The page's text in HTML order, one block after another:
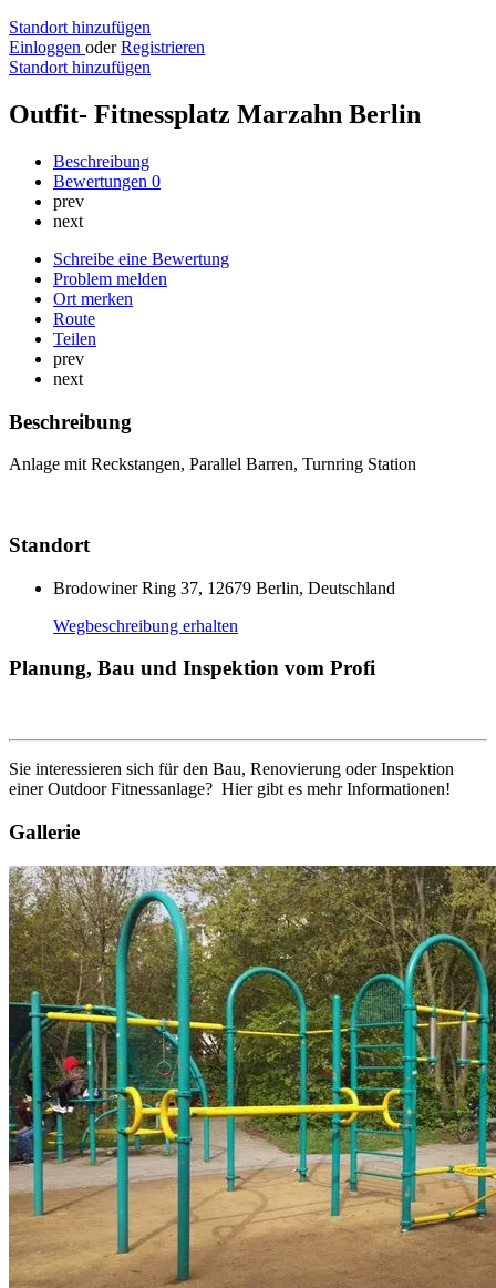
Standort hinzufügen
Einloggen oder Registrieren
Standort hinzufügen
Outfit- Fitnessplatz Marzahn Berlin
Beschreibung
Bewertungen 0
prev
next
Schreibe eine Bewertung
Problem melden
Ort merken
Route
Teilen
prev
next
Beschreibung
Anlage mit Reckstangen, Parallel Barren, Turnring Station
Standort
Brodowiner Ring 37, 12679 Berlin, Deutschland
Wegbeschreibung erhalten
Planung, Bau und Inspektion vom Profi
Sie interessieren sich für den Bau, Renovierung oder Inspektion
einer Outdoor Fitnessanlage? Hier gibt es mehr Informationen!
Gallerie